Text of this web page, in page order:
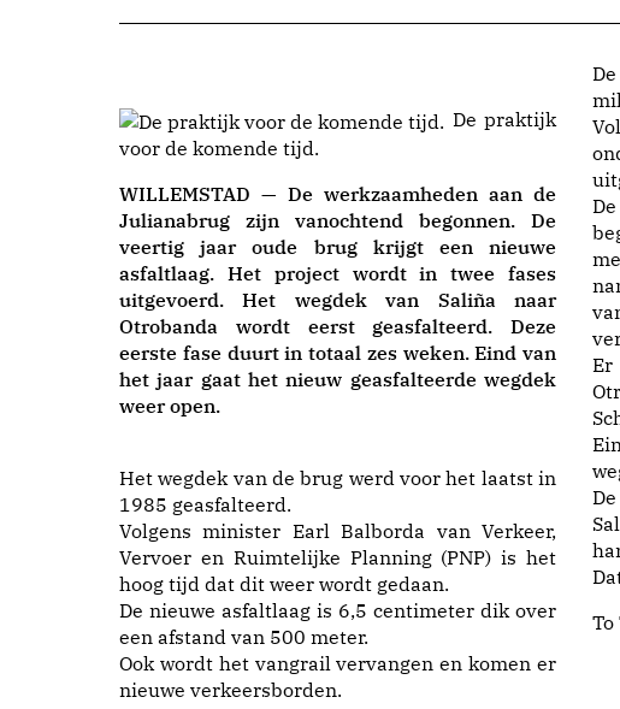
De praktijk
voor de komende tijd.
WILLEMSTAD — De werkzaamheden aan de
Julianabrug zijn vanochtend begonnen. De
veertig jaar oude brug krijgt een nieuwe
asfaltlaag. Het project wordt in twee fases
uitgevoerd. Het wegdek van Saliña naar
Otrobanda wordt eerst geasfalteerd. Deze
eerste fase duurt in totaal zes weken. Eind van
het jaar gaat het nieuw geasfalteerde wegdek
weer open.
Het wegdek van de brug werd voor het laatst in
1985 geasfalteerd.
Volgens minister Earl Balborda van Verkeer,
Vervoer en Ruimtelijke Planning (PNP) is het
hoog tijd dat dit weer wordt gedaan.
De nieuwe asfaltlaag is 6,5 centimeter dik over
een afstand van 500 meter.
Ook wordt het vangrail vervangen en komen er
nieuwe verkeersborden.
Er
To